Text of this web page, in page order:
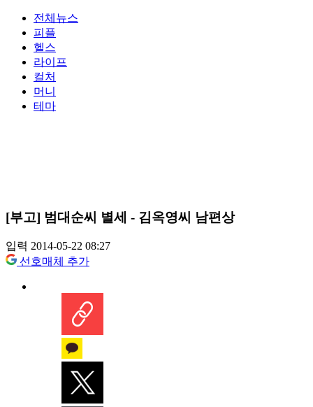
전체뉴스
피플
헬스
라이프
컬처
머니
테마
[부고] 범대순씨 별세 - 김옥영씨 남편상
입력 2014-05-22 08:27
선호매체 추가